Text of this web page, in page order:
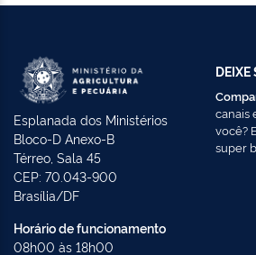
Esplanada dos Ministérios
Bloco-D Anexo-B
Térreo, Sala 45
CEP: 70.043-900
Brasília/DF
Horário de funcionamento
08h00 às 18h00
DEIXE
canais
você?
super